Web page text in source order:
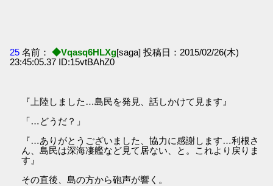
25 名前： ◆Vqasq6HLXg[saga] 投稿日：2015/02/26(木)
23:45:05.37 ID:15vtBAhZ0
『上陸しました…島民を発見、話しかけて見ます』
「…どうだ？」
『…ありがとうございました、協力に感謝します…利根さ
ん、島民は深海凄艦など見て居ない、と。これより戻りま
す』
その直後、島の方から砲声が響く。